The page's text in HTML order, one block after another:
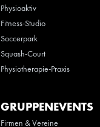
Physioaktiv
Fitness-Studio
Soccerpark
Squash-Court
Physiotherapie-Praxis
GRUPPENEVENTS
Firmen & Vereine